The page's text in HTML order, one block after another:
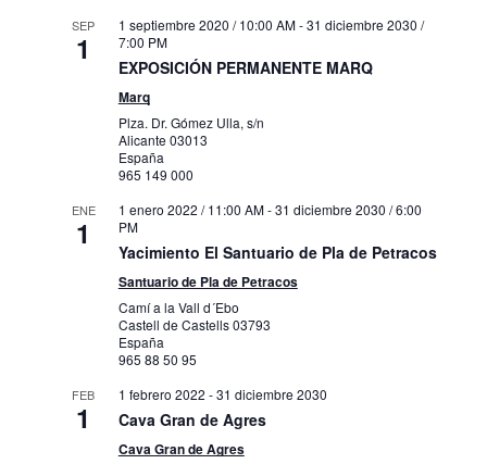
SEP
1
1 septiembre 2020 / 10:00 AM-31 diciembre 2030 /
7:00 PM
EXPOSICIÓN PERMANENTE MARQ
Marq
Plza. Dr. Gómez Ulla, s/n
Alicante 03013
España
965 149 000
ENE
1
1 enero 2022 / 11:00 AM-31 diciembre 2030 / 6:00
PM
Yacimiento El Santuario de Pla de Petracos
Santuario de Pla de Petracos
Camí a la Vall d´Ebo
Castell de Castells03793
España
965 88 50 95
FEB
1
1 febrero 2022 -31 diciembre 2030
Cava Gran de Agres
Cava Gran de Agres